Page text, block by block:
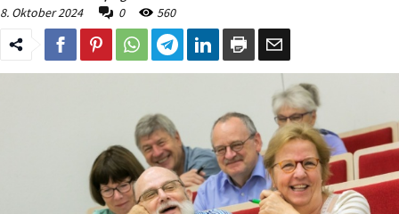
8. Oktober 2024
0 560